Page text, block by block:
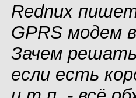
Rednux
GPRS модем
Зачем
если есть